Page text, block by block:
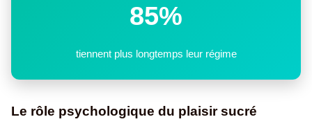
85%
tiennent plus longtemps leur régime
Le rôle psychologique du plaisir sucré